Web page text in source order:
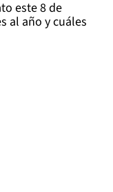
este 8 de
al año y cuáles